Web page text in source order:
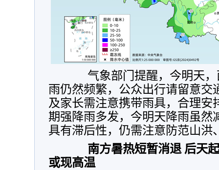
气象部门提醒，今明天，
雨仍然频繁，公众出行请留意交
及家长需注意携带雨具，合理安
期强降雨多发，今明天降雨虽然
具有滞后性，仍需注意防范山洪
南方暑热短暂消退 后天
或现高温